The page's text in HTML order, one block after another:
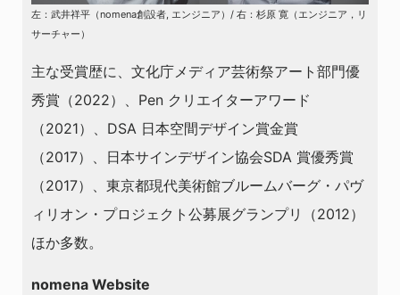
左：武井祥平（nomena創設者, エンジニア）/ 右：杉原 寛（エンジニア，リ
サーチャー）
主な受賞歴に、⽂化庁メディア芸術祭アート部⾨優
秀賞（2022）、Pen クリエイターアワード
（2021）、DSA ⽇本空間デザイン賞⾦賞
（2017）、⽇本サインデザイン協会SDA 賞優秀賞
（2017）、東京都現代美術館ブルームバーグ・パヴ
ィリオン・プロジェクト公募展グランプリ（2012）
ほか多数。
nomena Website